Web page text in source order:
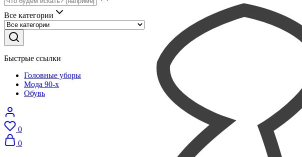
Все категории
Быстрые ссылки
Головные уборы
Мода 90-х
Обувь
0
0